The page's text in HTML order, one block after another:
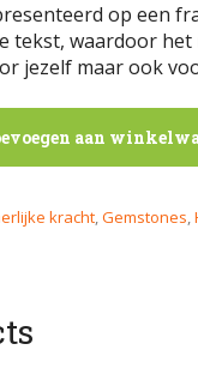
op een
tekst, waardoor het
jezelf maar ook
aan
kracht,Gemstones,